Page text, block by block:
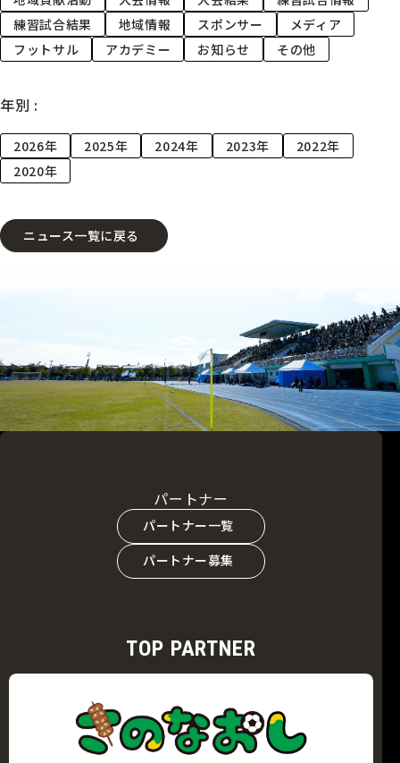
練習試合結果
地域情報 スポンサー
メディア
フットサル
アカデミー お知らせ その他
年別 :
2026年 2025年 2024年 2023年
2022年
2020年
ニュース一覧に戻る
パートナー
パートナー一覧
パートナー募集
TOP PARTNER